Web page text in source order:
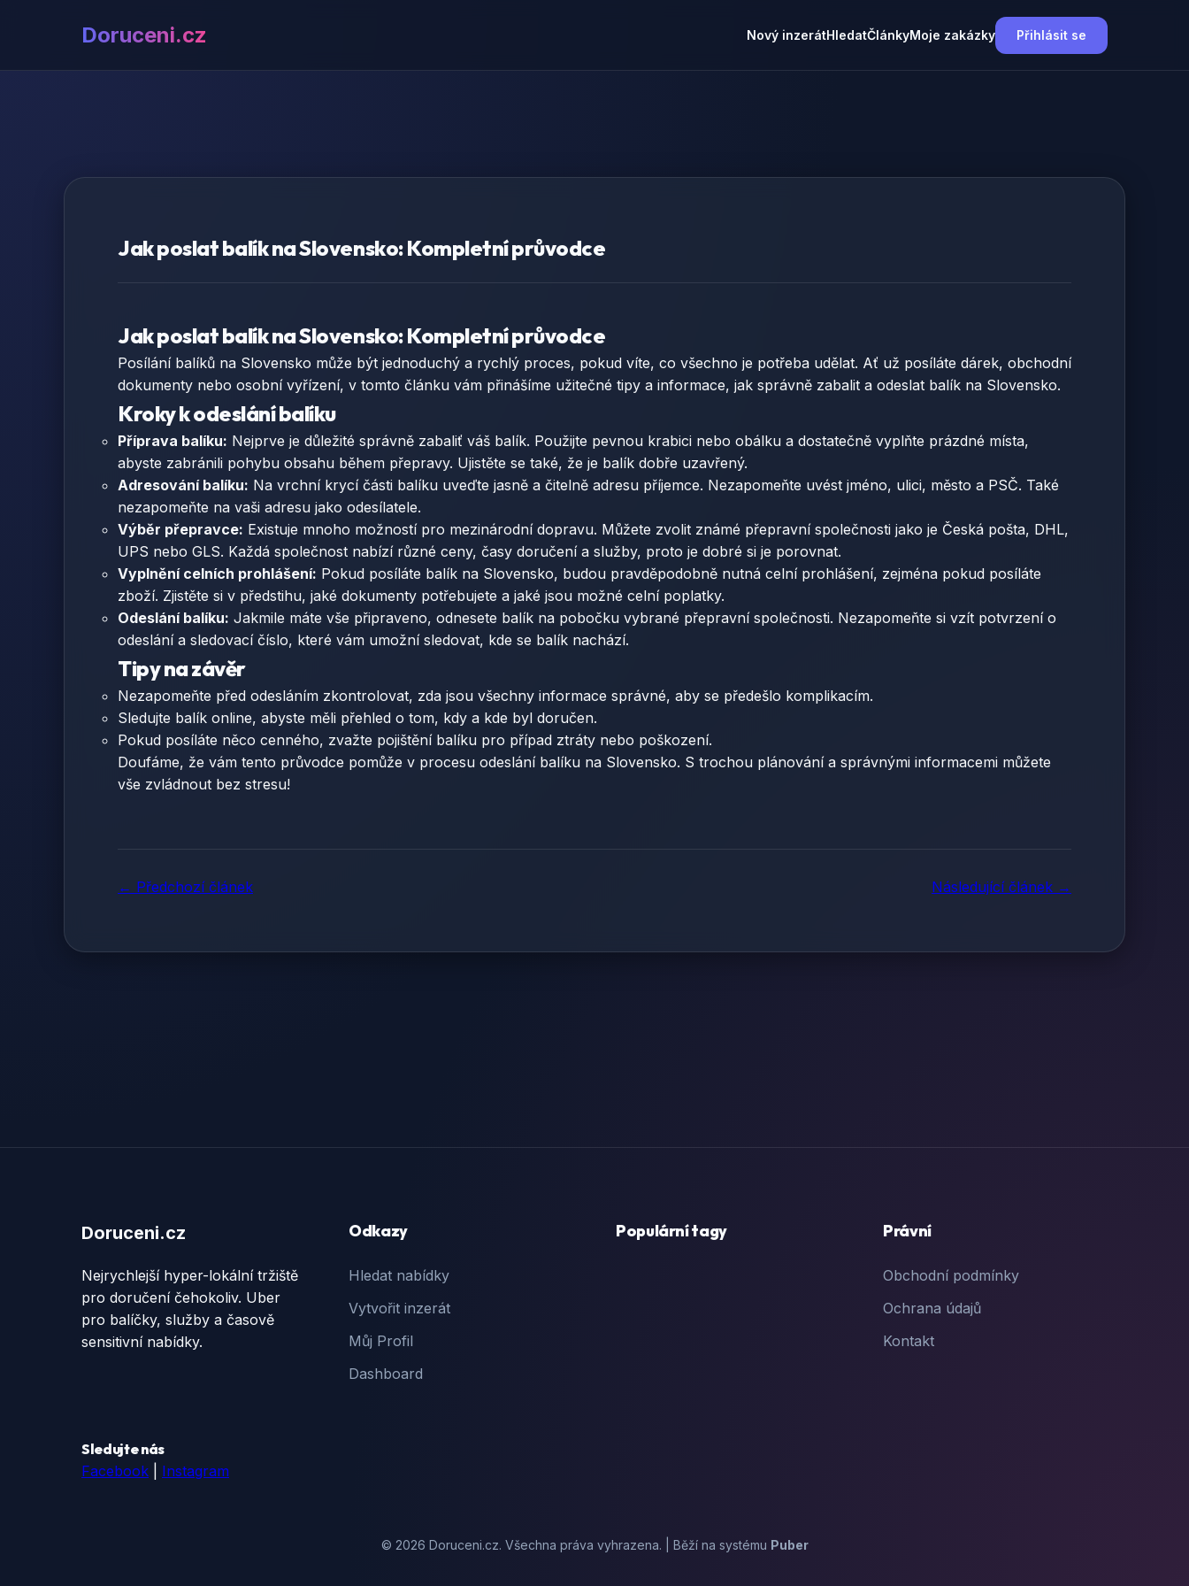
Doruceni.cz Nový inzerátHledatČlánkyMoje zakázky Přihlásit se
Jak poslat balík na Slovensko: Kompletní průvodce
Jak poslat balík na Slovensko: Kompletní průvodce
Posílání balíků na Slovensko může být jednoduchý a rychlý proces, pokud víte, co všechno je potřeba udělat. Ať už posíláte dárek, obchodní
dokumenty nebo osobní vyřízení, v tomto článku vám přinášíme užitečné tipy a informace, jak správně zabalit a odeslat balík na Slovensko.
Kroky k odeslání balíku
Příprava balíku: Nejprve je důležité správně zabaliť váš balík. Použijte pevnou krabici nebo obálku a dostatečně vyplňte prázdné místa,
abyste zabránili pohybu obsahu během přepravy. Ujistěte se také, že je balík dobře uzavřený.
Adresování balíku: Na vrchní krycí části balíku uveďte jasně a čitelně adresu příjemce. Nezapomeňte uvést jméno, ulici, město a PSČ. Také
nezapomeňte na vaši adresu jako odesílatele.
Výběr přepravce: Existuje mnoho možností pro mezinárodní dopravu. Můžete zvolit známé přepravní společnosti jako je Česká pošta, DHL,
UPS nebo GLS. Každá společnost nabízí různé ceny, časy doručení a služby, proto je dobré si je porovnat.
Vyplnění celních prohlášení: Pokud posíláte balík na Slovensko, budou pravděpodobně nutná celní prohlášení, zejména pokud posíláte
zboží. Zjistěte si v předstihu, jaké dokumenty potřebujete a jaké jsou možné celní poplatky.
Odeslání balíku: Jakmile máte vše připraveno, odnesete balík na pobočku vybrané přepravní společnosti. Nezapomeňte si vzít potvrzení o
odeslání a sledovací číslo, které vám umožní sledovat, kde se balík nachází.
Tipy na závěr
Nezapomeňte před odesláním zkontrolovat, zda jsou všechny informace správné, aby se předešlo komplikacím.
Sledujte balík online, abyste měli přehled o tom, kdy a kde byl doručen.
Pokud posíláte něco cenného, zvažte pojištění balíku pro případ ztráty nebo poškození.
Doufáme, že vám tento průvodce pomůže v procesu odeslání balíku na Slovensko. S trochou plánování a správnými informacemi můžete
vše zvládnout bez stresu!
← Předchozí článek Následující článek →
Doruceni.cz
Nejrychlejší hyper-lokální tržiště
pro doručení čehokoliv. Uber
pro balíčky, služby a časově
sensitivní nabídky.
Odkazy
Hledat nabídky
Vytvořit inzerát
Můj Profil
Dashboard
Populární tagy Právní
Obchodní podmínky
Ochrana údajů
Kontakt
Sledujte nás
Facebook
Instagram
© 2026 Doruceni.cz. Všechna práva vyhrazena. | Běží na systému Puber